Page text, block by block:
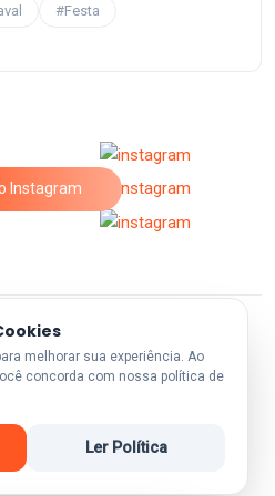
#Festa
Instagram
A25Festas.
Voltar ao Topo
melhorar sua experiência. Ao
concorda com nossa política de
Ler Política